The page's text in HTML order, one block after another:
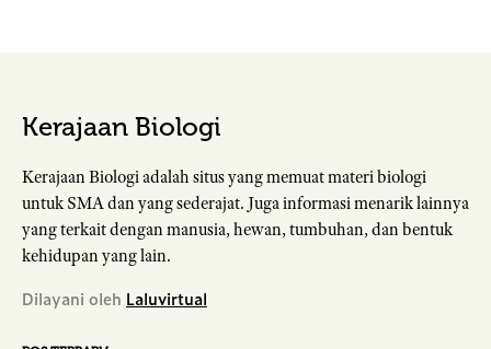
Kerajaan Biologi
Kerajaan Biologi adalah situs yang memuat materi biologi
untuk SMA dan yang sederajat. Juga informasi menarik lainnya
yang terkait dengan manusia, hewan, tumbuhan, dan bentuk
kehidupan yang lain.
Dilayani oleh Laluvirtual